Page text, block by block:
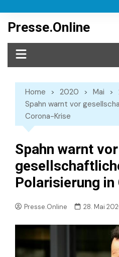
content
Presse.Online
Home 2020 Mai
Spahn warnt vor
Corona-Krise
Spahn warnt vor
Polarisierung
Presse.Online 28. Mai